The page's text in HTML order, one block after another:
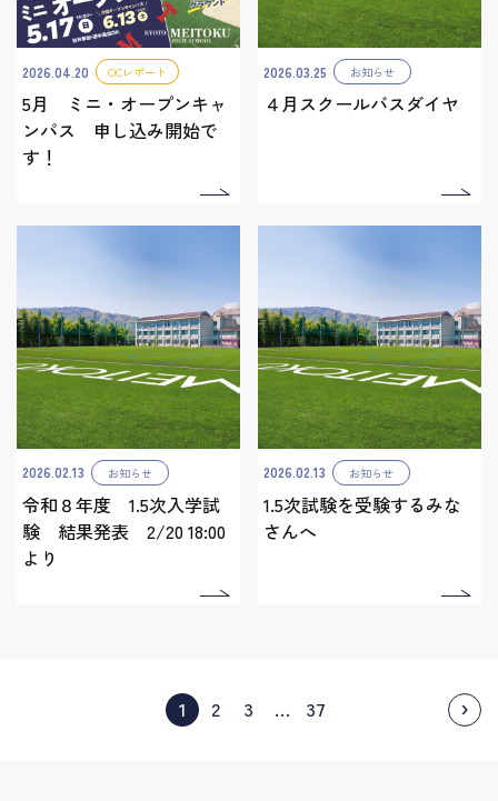
2026.04.20 OCレポート
5月 ミニ・オープンキャ
ンパス 申し込み開始で
す！
2026.03.25 お知らせ
４月スクールバスダイヤ
2026.02.13 お知らせ
令和８年度 1.5次入学試
験 結果発表 2/20 18:00
より
2026.02.13 お知らせ
1.5次試験を受験するみな
さんへ
1 2 3 … 37 ›